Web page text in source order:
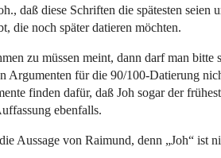
daß diese Schriften die spätesten seien
die noch später datieren möchten.
zu müssen meint, dann darf man bitte
Argumenten für die 90/100-Datierung
finden dafür, daß Joh sogar der
ebenfalls.
Aussage von Raimund, denn „Joh“ ist